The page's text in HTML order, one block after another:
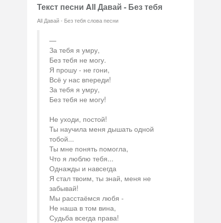
Текст песни All Давай - Без тебя
All Давай - Без тебя слова песни
За тебя я умру,
Без тебя не могу.
Я прошу - не гони,
Всё у нас впереди!
За тебя я умру,
Без тебя не могу!
Не уходи, постой!
Ты научила меня дышать одной
тобой...
Ты мне понять помогла,
Что я люблю тебя...
Однажды и навсегда
Я стал твоим, ты знай, меня не
забывай!
Мы расстаёмся любя -
Не наша в том вина,
Судьба всегда права!